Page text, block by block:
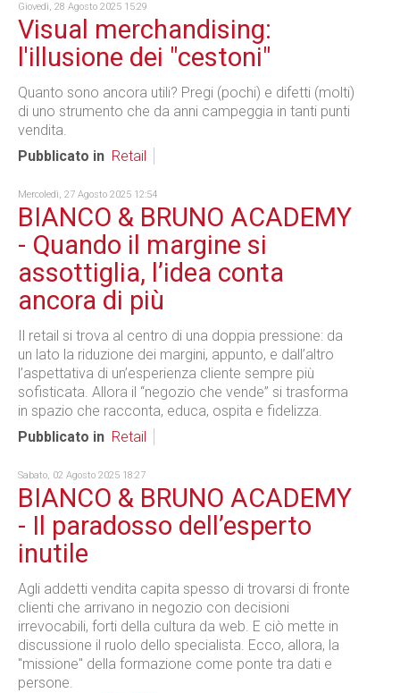
Giovedì, 28 Agosto 2025 15:29
Visual merchandising:
l'illusione dei "cestoni"
Quanto sono ancora utili? Pregi (pochi) e difetti (molti)
di uno strumento che da anni campeggia in tanti punti
vendita.
Pubblicato in Retail
Mercoledì, 27 Agosto 2025 12:54
BIANCO & BRUNO ACADEMY
- Quando il margine si
assottiglia, l’idea conta
ancora di più
Il retail si trova al centro di una doppia pressione: da
un lato la riduzione dei margini, appunto, e dall’altro
l’aspettativa di un’esperienza cliente sempre più
sofisticata. Allora il “negozio che vende” si trasforma
in spazio che racconta, educa, ospita e fidelizza.
Pubblicato in Retail
Sabato, 02 Agosto 2025 18:27
BIANCO & BRUNO ACADEMY
- Il paradosso dell’esperto
inutile
Agli addetti vendita capita spesso di trovarsi di fronte
clienti che arrivano in negozio con decisioni
irrevocabili, forti della cultura da web. E ciò mette in
discussione il ruolo dello specialista. Ecco, allora, la
"missione" della formazione come ponte tra dati e
persone.